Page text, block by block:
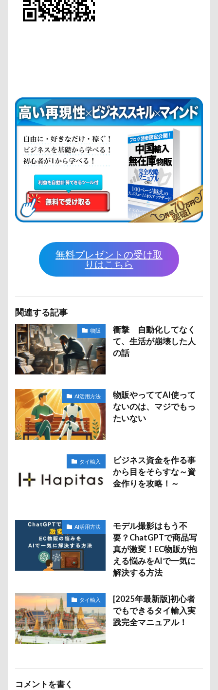
無料プレゼントの受け取
りはこちら
関連する記事
物販
衝撃 自動化してなく
て、生活が崩壊した人
の話
AI活用方法
物販やっててAI使って
ないのは、マジでもっ
たいない
タイ輸入
ビジネス資金を作る事
から目をそらすな～資
金作りを攻略！～
AI活用方法
モデル撮影はもう不
要？ChatGPTで商品写
真が激変！EC物販が抱
える悩みをAIで一気に
解決する方法
タイ輸入
[2025年最新版]初心者
でもできるタイ輸入実
践完全マニュアル！
コメントを書く